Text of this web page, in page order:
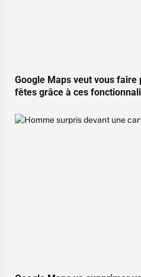
Google Maps veut vous
fêtes grâce à ces